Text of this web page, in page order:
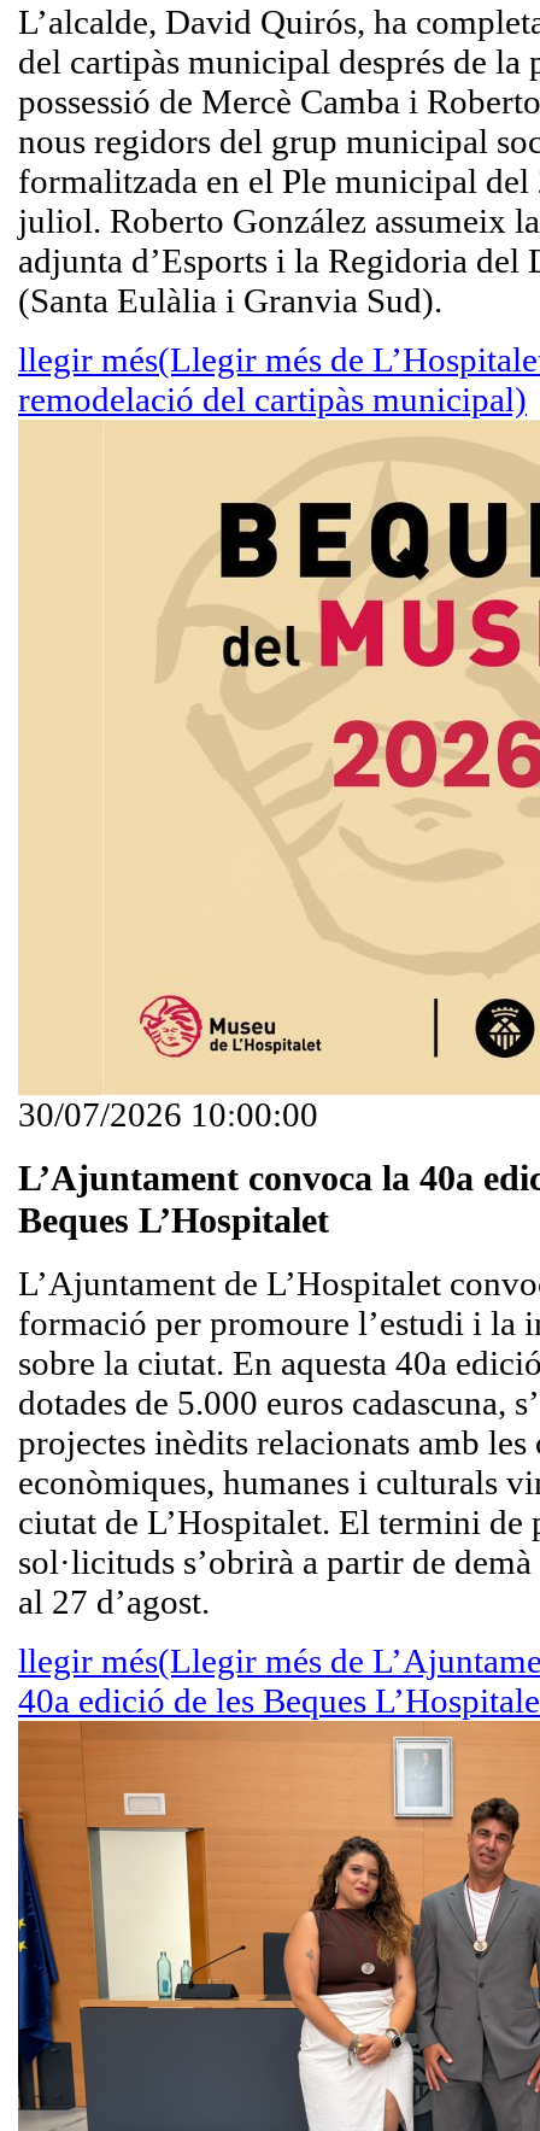
L’alcalde, David Quirós, ha
del cartipàs municipal després de la
possessió de Mercè Camba i
nous regidors del grup municipal
formalitzada en el Ple municipal del
juliol. Roberto González assumeix
adjunta d’Esports i la Regidoria
(Santa Eulàlia i Granvia Sud).
llegir més(Llegir més de
remodelació del cartipàs municipal)
30/07/2026 10:00:00
L’Ajuntament convoca la 40a
Beques L’Hospitalet
L’Ajuntament de L’Hospitalet
formació per promoure l’estudi i la
sobre la ciutat. En aquesta 40a
dotades de 5.000 euros cadascuna,
projectes inèdits relacionats amb les
econòmiques, humanes i culturals
ciutat de L’Hospitalet. El termini de
sol·licituds s’obrirà a partir de
al 27 d’agost.
llegir més(Llegir més de
40a edició de les Beques